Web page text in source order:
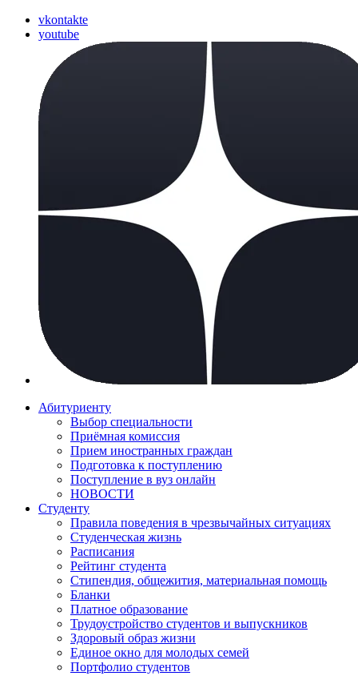
vkontakte
youtube
Абитуриенту
Выбор специальности
Приёмная комиссия
Прием иностранных граждан
Подготовка к поступлению
Поступление в вуз онлайн
НОВОСТИ
Студенту
Правила поведения в чрезвычайных ситуациях
Студенческая жизнь
Расписания
Рейтинг студента
Стипендия, общежития, материальная помощь
Бланки
Платное образование
Трудоустройство студентов и выпускников
Здоровый образ жизни
Единое окно для молодых семей
Портфолио студентов